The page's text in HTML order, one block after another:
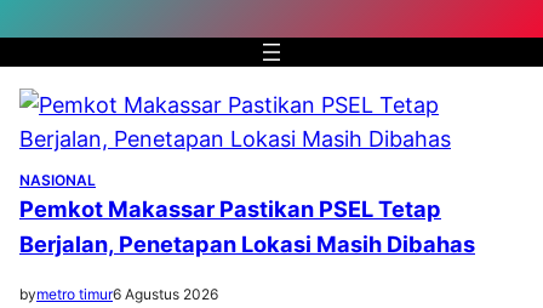
NASIONAL
Pemkot Makassar Pastikan PSEL Tetap
Berjalan, Penetapan Lokasi Masih Dibahas
bymetro timur6 Agustus 2026